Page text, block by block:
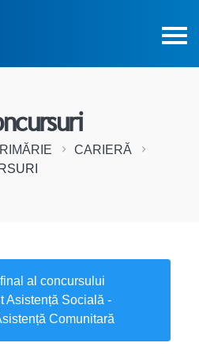
CARIERĂ
al concursului
Asistență Socială -
Comunitară